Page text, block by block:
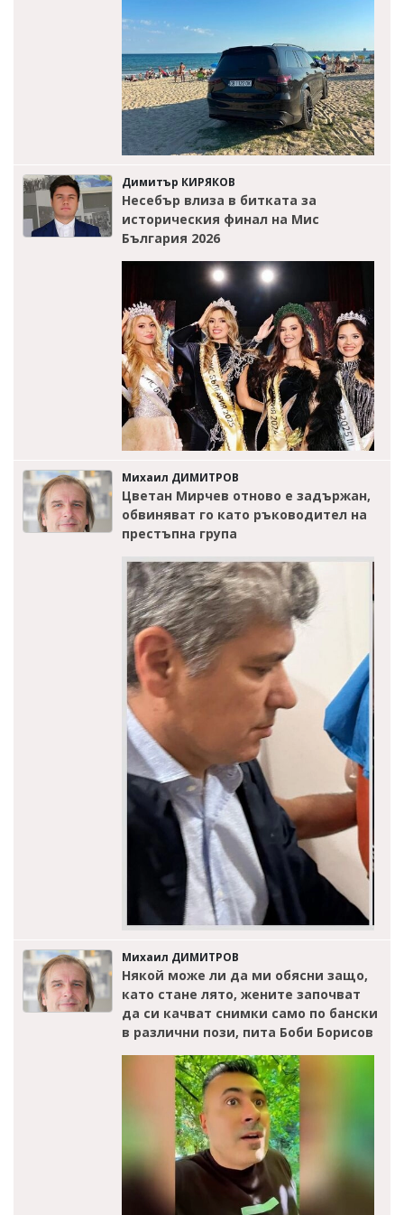
Димитър КИРЯКОВ
Несебър влиза в битката за
историческия финал на Мис
България 2026
Михаил ДИМИТРОВ
Цветан Мирчев отново е задържан,
обвиняват го като ръководител на
престъпна група
Михаил ДИМИТРОВ
Някой може ли да ми обясни защо,
като стане лято, жените започват
да си качват снимки само по бански
в различни пози, пита Боби Борисов